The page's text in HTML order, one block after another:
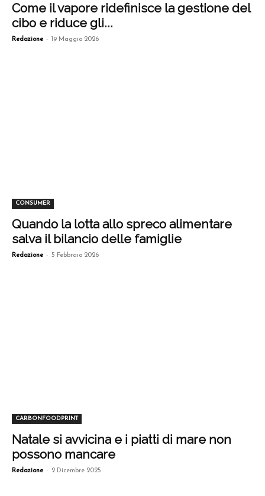
Come il vapore ridefinisce la gestione del
cibo e riduce gli...
Redazione - 19 Maggio 2026
CONSUMER
Quando la lotta allo spreco alimentare
salva il bilancio delle famiglie
Redazione - 5 Febbraio 2026
CARBONFOODPRINT
Natale si avvicina e i piatti di mare non
possono mancare
Redazione - 2 Dicembre 2025